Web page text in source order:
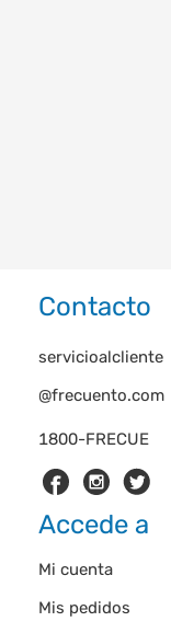
Contacto
1800-FRECUE
servicioalcliente
@frecuento.com
Accede a
Mi cuenta
Mis pedidos